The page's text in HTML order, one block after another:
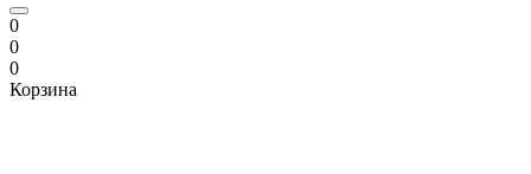
0
0
0
Корзина